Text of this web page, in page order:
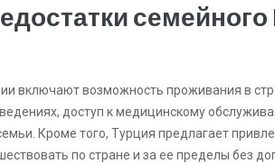
включают возможность проживания в
доступ к медицинскому
Кроме того, Турция предлагает
по стране и за ее пределы без